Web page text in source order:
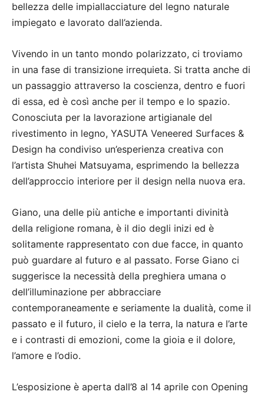
bellezza delle impiallacciature del legno naturale
impiegato e lavorato dall’azienda.
Vivendo in un tanto mondo polarizzato, ci troviamo
in una fase di transizione irrequieta. Si tratta anche di
un passaggio attraverso la coscienza, dentro e fuori
di essa, ed è così anche per il tempo e lo spazio.
Conosciuta per la lavorazione artigianale del
rivestimento in legno, YASUTA Veneered Surfaces &
Design ha condiviso un’esperienza creativa con
l’artista Shuhei Matsuyama, esprimendo la bellezza
dell’approccio interiore per il design nella nuova era.
Giano, una delle più antiche e importanti divinità
della religione romana, è il dio degli inizi ed è
solitamente rappresentato con due facce, in quanto
può guardare al futuro e al passato. Forse Giano ci
suggerisce la necessità della preghiera umana o
dell’illuminazione per abbracciare
contemporaneamente e seriamente la dualità, come il
passato e il futuro, il cielo e la terra, la natura e l’arte
e i contrasti di emozioni, come la gioia e il dolore,
l’amore e l’odio.
L’esposizione è aperta dall’8 al 14 aprile con Opening